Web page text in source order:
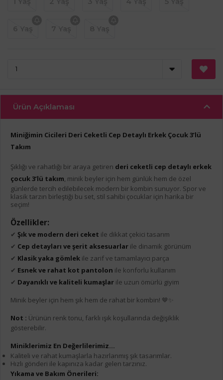
Ürün Açıklaması
Miniğimin Cicileri Deri Ceketli Cep Detaylı Erkek Çocuk 3’lü
Takım
Şıklığı ve rahatlığı bir araya getiren deri ceketli cep detaylı erkek
çocuk 3’lü takım , minik beyler için hem günlük hem de özel
günlerde tercih edilebilecek modern bir kombin sunuyor. Spor ve
klasik tarzın birleştiği bu set, stil sahibi çocuklar için harika bir
seçim!
Özellikler:
✔ Şık ve modern deri ceket ile dikkat çekici tasarım
✔ Cep detayları ve şerit aksesuarlar ile dinamik görünüm
✔ Klasik yaka gömlek ile zarif ve tamamlayıcı parça
✔ Esnek ve rahat kot pantolon ile konforlu kullanım
✔ Dayanıklı ve kaliteli kumaşlar ile uzun ömürlü giyim
Minik beyler için hem şık hem de rahat bir kombin! 🤎✨
Not : Ürünün renk tonu, farklı ışık koşullarında değişiklik
gösterebilir.
Miniklerimiz En Değerlilerimiz...
Kaliteli ve rahat kumaşlarla hazırlanmış şık tasarımlar.
Hızlı gönderi ile kapınıza kadar gelen tarzınız.
Yıkama ve Bakım Önerileri: